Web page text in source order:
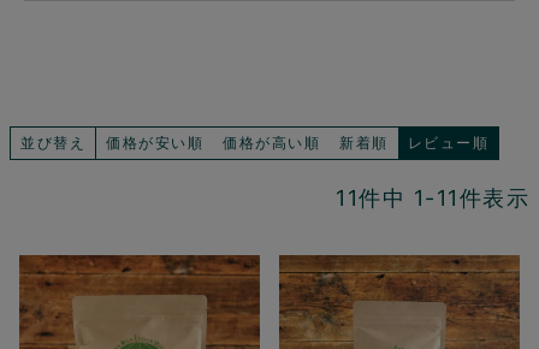
並び替え 価格が安い順 価格が高い順 新着順 レビュー順
11件中 1-11件表示